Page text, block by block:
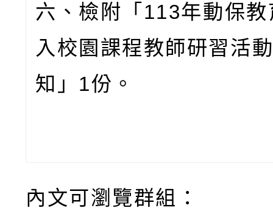
六、檢附「113年動保
入校園課程教師研習活
知」1份。
內文可瀏覽群組：